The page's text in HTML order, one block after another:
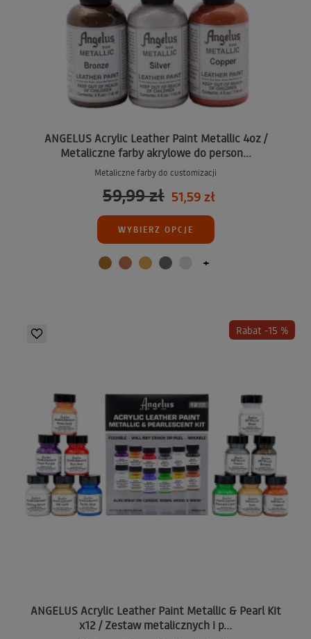
ANGELUS Acrylic Leather Paint Metallic 4oz /
Metaliczne farby akrylowe do person...
Metaliczne farby do customizacji
59,99 zł 51,59 zł
WYBIERZ OPCJE
+
Rabat -15 %
ANGELUS Acrylic Leather Paint Metallic & Pearl Kit
x12 / Zestaw metalicznych i p...